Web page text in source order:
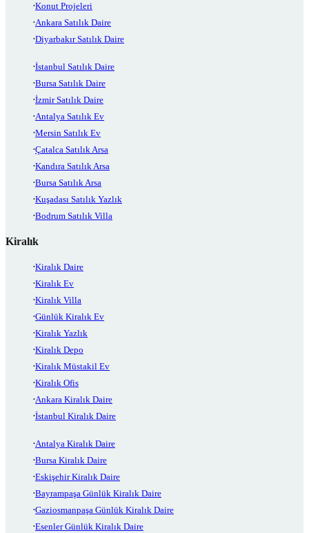
Konut Projeleri
Ankara Satılık Daire
Diyarbakır Satılık Daire
İstanbul Satılık Daire
Bursa Satılık Daire
İzmir Satılık Daire
Antalya Satılık Ev
Mersin Satılık Ev
Çatalca Satılık Arsa
Kandıra Satılık Arsa
Bursa Satılık Arsa
Kuşadası Satılık Yazlık
Bodrum Satılık Villa
Kiralık
Kiralık Daire
Kiralık Ev
Kiralık Villa
Günlük Kiralık Ev
Kiralık Yazlık
Kiralık Depo
Kiralık Müstakil Ev
Kiralık Ofis
Ankara Kiralık Daire
İstanbul Kiralık Daire
Antalya Kiralık Daire
Bursa Kiralık Daire
Eskişehir Kiralık Daire
Bayrampaşa Günlük Kiralık Daire
Gaziosmanpaşa Günlük Kiralık Daire
Esenler Günlük Kiralık Daire